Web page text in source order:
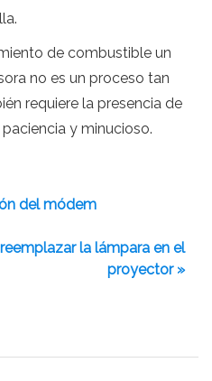
de combustible un
no es un proceso tan
requiere la presencia de
y minucioso.
del módem
la lámpara en el
proyector »